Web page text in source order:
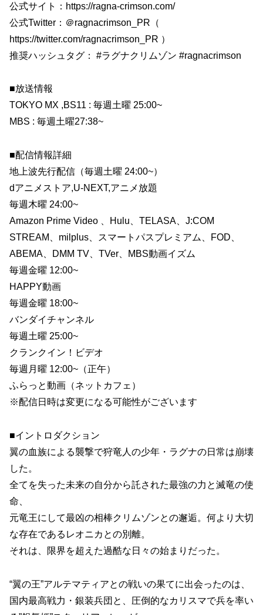
公式サイト：https://ragna-crimson.com/
公式Twitter：＠ragnacrimson_PR（
https://twitter.com/ragnacrimson_PR ）
推奨ハッシュタグ： #ラグナクリムゾン #ragnacrimson
■放送情報
TOKYO MX ,BS11 : 毎週土曜 25:00~
MBS : 毎週土曜27:38~
■配信情報詳細
地上波先行配信（毎週土曜 24:00~）
dアニメストア,U-NEXT,アニメ放題
毎週木曜 24:00~
Amazon Prime Video 、Hulu、TELASA、J:COM
STREAM、milplus、スマートパスプレミアム、FOD、
ABEMA、DMM TV、TVer、MBS動画イズム
毎週金曜 12:00~
HAPPY動画
毎週金曜 18:00~
バンダイチャンネル
毎週土曜 25:00~
クランクイン！ビデオ
毎週月曜 12:00~（正午）
ふらっと動画（ネットカフェ）
※配信日時は変更になる可能性がございます
■イントロダクション
翼の血族による襲撃で狩竜人の少年・ラグナの日常は崩壊
した。
全てを失った未来の自分から託された最強の力と滅竜の使
命、
元竜王にして最凶の相棒クリムゾンとの邂逅。何より大切
な存在であるレオニカとの別離。
それは、限界を超えた過酷な日々の始まりだった。
“翼の王”アルテマティアとの戦いの果てに出会ったのは、
国内最高戦力・銀装兵団と、圧倒的なカリスマで兵を率い